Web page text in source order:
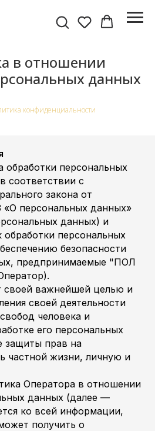
в отношении
данных
конфиденциальности
обработки персональных
соответствии с
закона от
«О персональных данных»
данных) и
обработки персональных
безопасности
предпринимаемые "ПОЛ
своей важнейшей целью и
своей деятельности
человека и
его персональных
защиты прав на
частной жизни, личную и
Оператора в отношении
данных (далее —
ко всей информации,
получить о